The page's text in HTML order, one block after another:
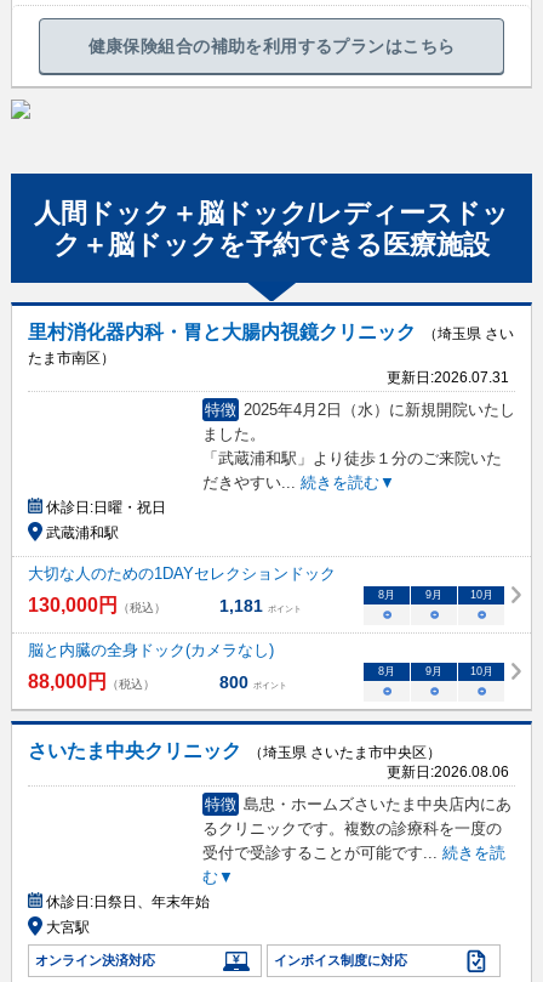
健康保険組合の補助を利用するプランはこちら
人間ドック＋脳ドック/レディースドッ
ク＋脳ドック を予約できる 医療施設
里村消化器内科・胃と大腸内視鏡クリニック
（埼玉県 さい
たま市南区）
更新日:2026.07.31
特徴 2025年4月2日（水）に新規開院いたし
ました。
「武蔵浦和駅」より徒歩１分のご来院いた
だきやすい... 続きを読む▼
休診日:日曜・祝日
武蔵浦和駅
大切な人のための1DAYセレクションドック
130,000円 （税込） 1,181 ポイント
8 月 9 月 10月
○ ○ ○
脳と内臓の全身ドック(カメラなし)
88,000円 （税込） 800 ポイント
8 月 9 月 10月
○ ○ ○
さいたま中央クリニック
（埼玉県 さいたま市中央区）
更新日:2026.08.06
特徴 島忠・ホームズさいたま中央店内にあ
るクリニックです。複数の診療科を一度の
受付で受診することが可能です... 続きを読
む▼
休診日:日祭日、年末年始
大宮駅
オンライン決済対応 インボイス制度に対応